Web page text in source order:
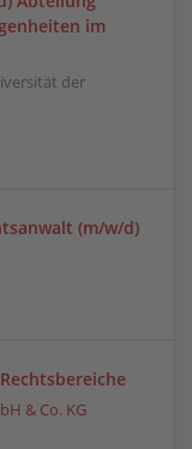
im
der
(m/w/d)
& Co. KG